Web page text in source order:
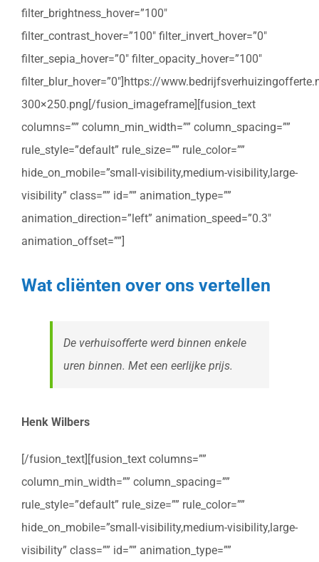
filter_brightness_hover=”100″
filter_contrast_hover=”100″ filter_invert_hover=”0″
filter_sepia_hover=”0″ filter_opacity_hover=”100″
filter_blur_hover=”0″]https://
300×250.png[/fusion_imageframe][fusion_text
columns=”” column_min_width=”” column_spacing=””
rule_style=”default” rule_size=”” rule_color=””
hide_on_mobile=”small-visibility,medium-visibility,large-
visibility” class=”” id=”” animation_type=””
animation_direction=”left” animation_speed=”0.3″
animation_offset=””]
Wat cliënten over ons vertellen
De verhuisofferte werd binnen enkele
uren binnen. Met een eerlijke prijs.
Henk Wilbers
[/fusion_text][fusion_text columns=””
column_min_width=”” column_spacing=””
rule_style=”default” rule_size=”” rule_color=””
hide_on_mobile=”small-visibility,medium-visibility,large-
visibility” class=”” id=”” animation_type=””